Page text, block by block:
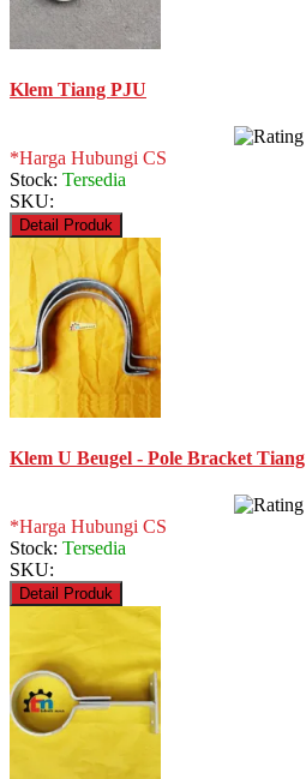
Klem Tiang PJU
*Harga Hubungi CS
Stock: Tersedia
SKU:
Detail Produk
Klem U Beugel - Pole Bracket Tiang
*Harga Hubungi CS
Stock: Tersedia
SKU:
Detail Produk